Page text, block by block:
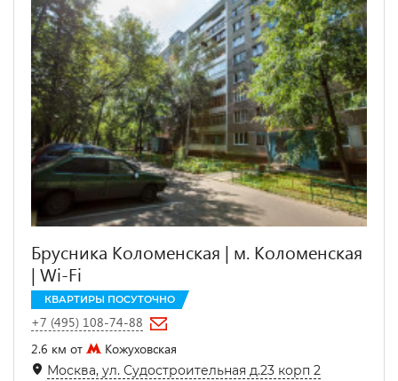
Брусника Коломенская | м. Коломенская
| Wi-Fi
КВАРТИРЫ ПОСУТОЧНО
+7 (495) 108-74-88
2.6 км от
Кожуховская
Москва, ул. Судостроительная д.23 корп 2